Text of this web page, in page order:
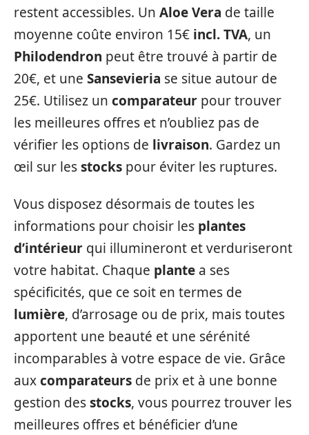
restent accessibles. Un Aloe Vera de taille
moyenne coûte environ 15€ incl. TVA, un
Philodendron peut être trouvé à partir de
20€, et une Sansevieria se situe autour de
25€. Utilisez un comparateur pour trouver
les meilleures offres et n’oubliez pas de
vérifier les options de livraison. Gardez un
œil sur lesstocks pour éviter les ruptures.
Vous disposez désormais de toutes les
informations pour choisir les plantes
d’intérieur qui illumineront et verduriseront
votre habitat. Chaque plante a ses
spécificités, que ce soit en termes de
lumière, d’arrosage ou de prix, mais toutes
apportent une beauté et une sérénité
incomparables à votre espace de vie. Grâce
auxcomparateurs de prix et à une bonne
gestion desstocks, vous pourrez trouver les
meilleures offres et bénéficier d’une